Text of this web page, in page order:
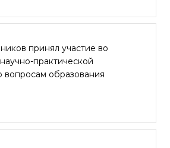
принял участие во
практической
образования